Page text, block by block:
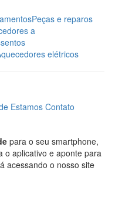
Peças e reparos
a
elétricos
Estamos Contato
para o seu smartphone,
o aplicativo e aponte para
acessando o nosso site